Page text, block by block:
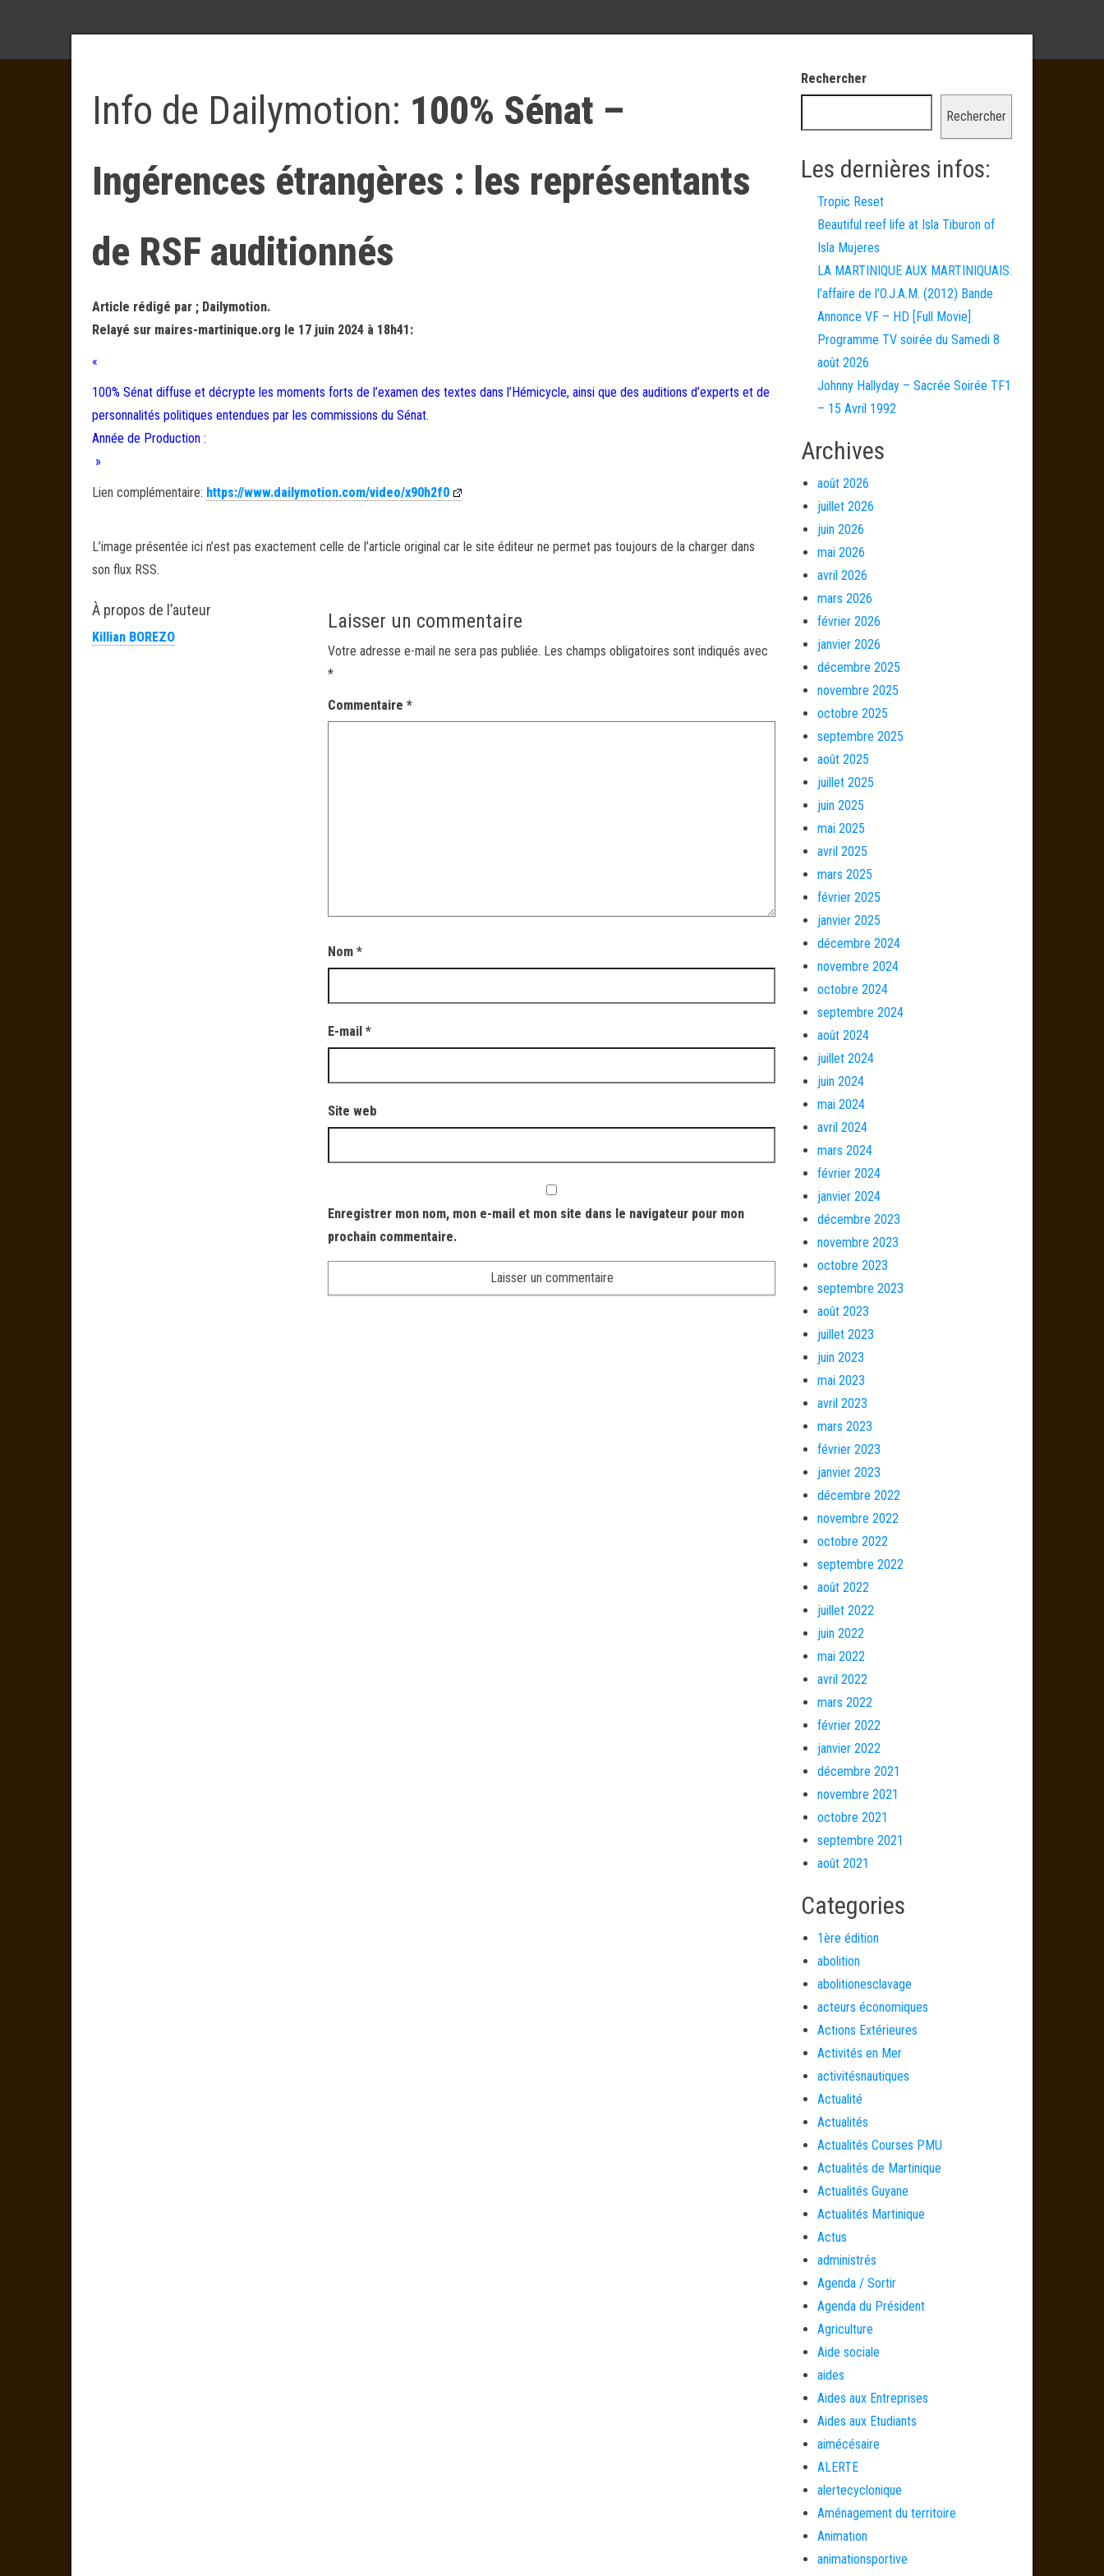
Info de Dailymotion: 100% Sénat –
Ingérences étrangères : les représentants
de RSF auditionnés
Article rédigé par ; Dailymotion.
Relayé sur maires-martinique.org le 17 juin 2024 à 18h41:
«
100% Sénat diffuse et décrypte les moments forts de l’examen des textes dans l’Hémicycle, ainsi que des auditions d’experts et de
personnalités politiques entendues par les commissions du Sénat.
Année de Production :
»
Lien complémentaire: https://www.dailymotion.com/video/x90h2f0
L’image présentée ici n’est pas exactement celle de l’article original car le site éditeur ne permet pas toujours de la charger dans
son flux RSS.
À propos de l’auteur
Killian BOREZO
Laisser un commentaire
Votre adresse e-mail ne sera pas publiée. Les champs obligatoires sont indiqués avec
*
Commentaire*
Nom*
E-mail*
Site web
Enregistrer mon nom, mon e-mail et mon site dans le navigateur pour mon
prochain commentaire.
Rechercher
Rechercher
Les dernières infos:
Tropic Reset
Beautiful reef life at Isla Tiburon of
Isla Mujeres
LA MARTINIQUE AUX MARTINIQUAIS:
l’affaire de l’O.J.A.M. (2012) Bande
Annonce VF – HD [Full Movie]
Programme TV soirée du Samedi 8
août 2026
Johnny Hallyday – Sacrée Soirée TF1
– 15 Avril 1992
Archives
août 2026
juillet 2026
juin 2026
mai 2026
avril 2026
mars 2026
février 2026
janvier 2026
décembre 2025
novembre 2025
octobre 2025
septembre 2025
août 2025
juillet 2025
juin 2025
mai 2025
avril 2025
mars 2025
février 2025
janvier 2025
décembre 2024
novembre 2024
octobre 2024
septembre 2024
août 2024
juillet 2024
juin 2024
mai 2024
avril 2024
mars 2024
février 2024
janvier 2024
décembre 2023
novembre 2023
octobre 2023
septembre 2023
août 2023
juillet 2023
juin 2023
mai 2023
avril 2023
mars 2023
février 2023
janvier 2023
décembre 2022
novembre 2022
octobre 2022
septembre 2022
août 2022
juillet 2022
juin 2022
mai 2022
avril 2022
mars 2022
février 2022
janvier 2022
décembre 2021
novembre 2021
octobre 2021
septembre 2021
août 2021
Categories
1ère édition
abolition
abolitionesclavage
acteurs économiques
Actions Extérieures
Activités en Mer
activitésnautiques
Actualité
Actualités
Actualités Courses PMU
Actualités de Martinique
Actualités Guyane
Actualités Martinique
Actus
administrés
Agenda / Sortir
Agenda du Président
Agriculture
Aide sociale
aides
Aides aux Entreprises
Aides aux Etudiants
aimécésaire
ALERTE
alertecyclonique
Aménagement du territoire
Animation
animationsportive